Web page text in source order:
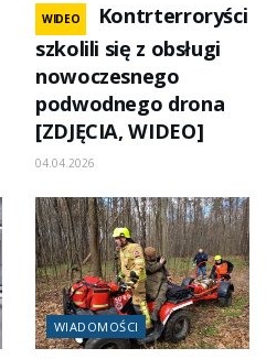
WIDEO
Kontrterroryści
szkolili się z obsługi
nowoczesnego
podwodnego drona
[ZDJĘCIA, WIDEO]
04.04.2026
WIADOMOŚCI